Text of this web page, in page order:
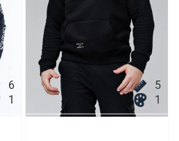
6
1
5
1